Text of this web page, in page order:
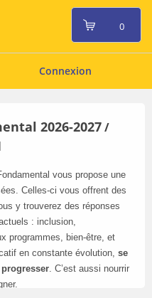
Connexion
0
2026-2027/
vous propose une
Celles-ci vous offrent des
y trouverez des réponses
: inclusion,
programmes, bien-être, et
en constante évolution, se
progresser. C’est aussi nourrir